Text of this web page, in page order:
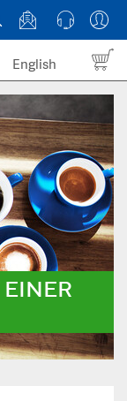
English